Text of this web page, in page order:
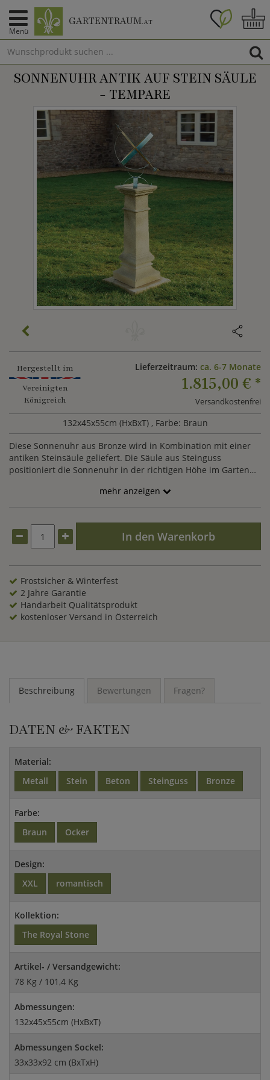
Menü
GARTENTRAUM.AT
SONNENUHR ANTIK AUF STEIN SÄULE
- TEMPARE
Hergestellt im
Vereinigten
Königreich
Lieferzeitraum: ca. 6-7 Monate
1.815,00 € *
Versandkostenfrei
132x45x55cm (HxBxT) , Farbe: Braun
Diese Sonnenuhr aus Bronze wird in Kombination mit einer
antiken Steinsäule geliefert. Die Säule aus Steinguss
positioniert die Sonnenuhr in der richtigen Höhe im Garten
Terrasse, in der Gartenmitte oder im Rosenbeet - mit dieser
langlebigen Standsonnenuhr schaffen Sie einen Blickfang in
mehr anzeigen
In den Warenkorb
Frostsicher & Winterfest
2 Jahre Garantie
Handarbeit Qualitätsprodukt
kostenloser Versand in Österreich
Beschreibung Bewertungen Fragen?
DATEN & FAKTEN
Material:
Metall
Stein Beton Steinguss Bronze
Farbe:
Braun
Ocker
Design:
XXL
romantisch
Kollektion:
The Royal Stone
Artikel- / Versandgewicht:
78 Kg / 101,4 Kg
Abmessungen:
132x45x55cm (HxBxT)
Abmessungen Sockel:
33x33x92 cm (BxTxH)